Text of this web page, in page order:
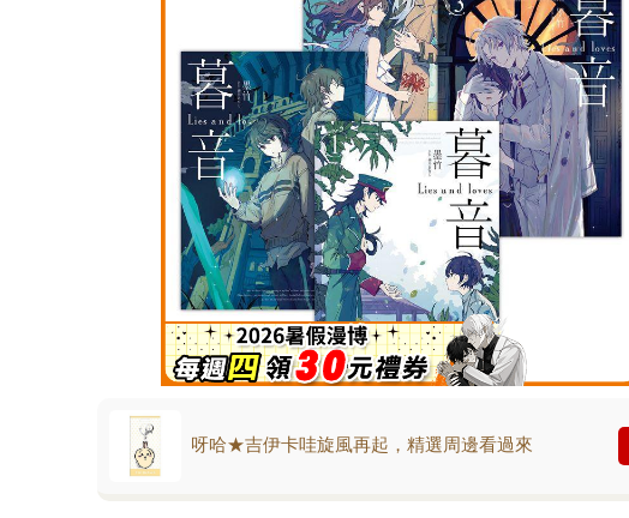
呀哈★吉伊卡哇旋風再起，精選周邊看過來